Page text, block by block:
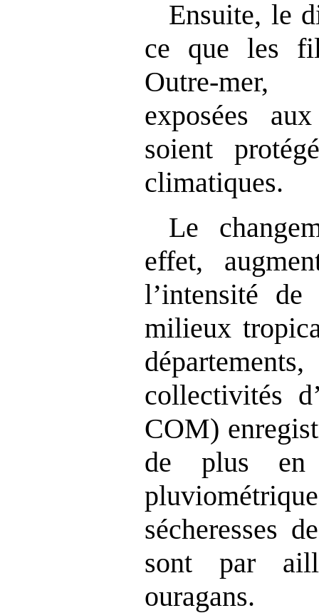
Ensuite, le
ce que les
Outre-mer,
exposées
soient
climatiques.
Le
effet,
l’intensité de
milieux
collectivités
COM)
de plus en
sécheresses
sont par
ouragans.